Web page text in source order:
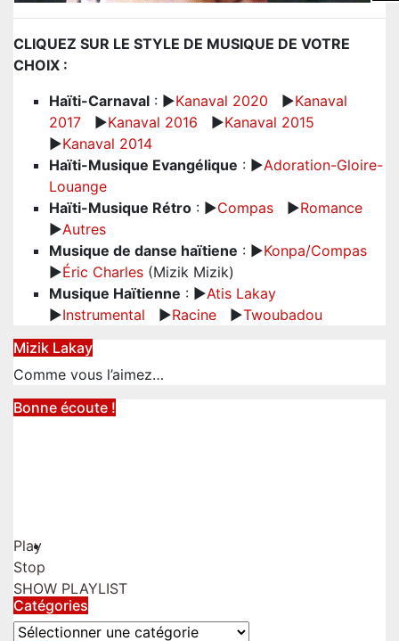
CLIQUEZ SUR LE STYLE DE MUSIQUE DE VOTRE
CHOIX :
Haïti-Carnaval : ►Kanaval 2020 ►Kanaval
2017 ►Kanaval 2016 ►Kanaval 2015
►Kanaval 2014
Haïti-Musique Evangélique : ►Adoration-Gloire-
Louange
Haïti-Musique Rétro : ►Compas ►Romance
►Autres
Musique de danse haïtiene : ►Konpa/Compas
►Éric Charles (Mizik Mizik)
Musique Haïtienne : ►Atis Lakay
►Instrumental ►Racine ►Twoubadou
Mizik Lakay
Comme vous l’aimez…
Bonne écoute !
Play
Stop
SHOW PLAYLIST
Catégories
Catégories